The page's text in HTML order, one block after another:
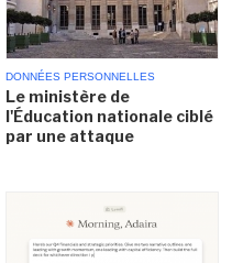
DONNÉES PERSONNELLES
Le ministère de
l'Éducation nationale ciblé
par une attaque